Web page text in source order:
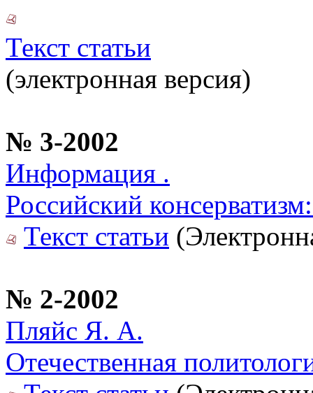
Текст статьи
(электронная версия)
№ 3-2002
Информация .
Российский
Текст статьи
№ 2-2002
Пляйс Я. А.
Отечественная